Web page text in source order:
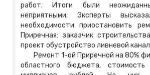
работ. Итоги были
неприятными. Эксперты
необходимости приостановить
Приречная: заказчик
проект обустройство ливневой
Ремонт 1-ой Приречной на 80%
областного бюджета,